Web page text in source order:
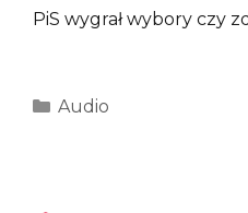
PiS wygrał wybory czy
Kategorie
Audio